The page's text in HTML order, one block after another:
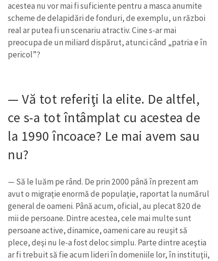
acestea nu vor mai fi suficiente pentru a masca anumite
scheme de delapidări de fonduri, de exemplu, un război
real ar putea fi un scenariu atractiv. Cine s-ar mai
preocupa de un miliard dispărut, atunci când „patria e în
pericol”?
— Vă tot referiţi la elite. De altfel,
ce s-a tot întâmplat cu acestea de
la 1990 încoace? Le mai avem sau
nu?
— Să le luăm pe rând. De prin 2000 până în prezent am
avut o migraţie enormă de populaţie, raportat la numărul
general de oameni. Până acum, oficial, au plecat 820 de
mii de persoane. Dintre acestea, cele mai multe sunt
persoane active, dinamice, oameni care au reuşit să
plece, deşi nu le-a fost deloc simplu. Parte dintre aceştia
ar fi trebuit să fie acum lideri în domeniile lor, în instituţii,